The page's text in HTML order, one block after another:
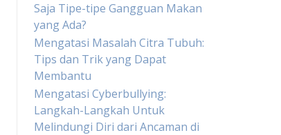
Saja Tipe-tipe Gangguan Makan
yang Ada?
Mengatasi Masalah Citra Tubuh:
Tips dan Trik yang Dapat
Membantu
Mengatasi Cyberbullying:
Langkah-Langkah Untuk
Melindungi Diri dari Ancaman di